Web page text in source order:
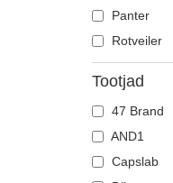
Panter
Rotveiler
Tootjad
47 Brand
AND1
Capslab